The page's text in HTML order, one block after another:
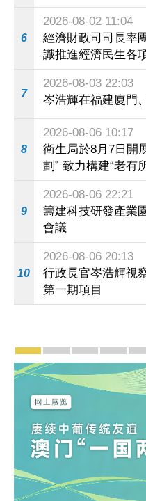
施
6
2026-08-02 11:04
經濟財政司司長率
識推進經濟民生各
7
2026-08-03 22:03
岑浩輝在福建廈門
8
2026-08-06 10:17
衛生局於8月7日開
劃” 致力構建“老有
9
2026-08-06 22:21
籌建科技研發產業
會議
10
2026-08-06 20:13
行政長官岑浩輝視
第一期項目
宣傳及推廣
賡續中葡傳統友誼
澳門名片集
行政長官
施政